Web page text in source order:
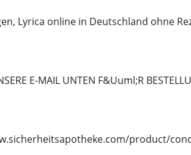
Lyrica online in Deutschland ohne
E-MAIL UNTEN F&Uuml;R
product/